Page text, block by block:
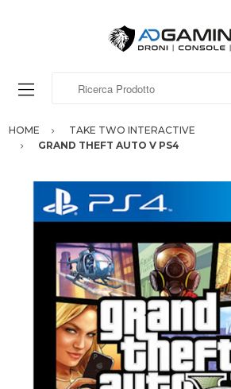
HOME
TAKE TWO INTERACTIVE
GRAND THEFT AUTO V PS4